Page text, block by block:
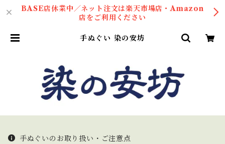
BASE店休業中／ネット注文は楽天市場店・Amazon
店をご利用ください
手ぬぐい 染の安坊
手ぬぐいのお取り扱い・ご注意点